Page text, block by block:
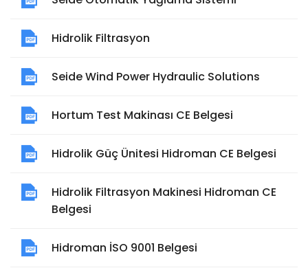
Hidrolik Filtrasyon
Seide Wind Power Hydraulic Solutions
Hortum Test Makinası CE Belgesi
Hidrolik Güç Ünitesi Hidroman CE Belgesi
Hidrolik Filtrasyon Makinesi Hidroman CE
Belgesi
Hidroman İSO 9001 Belgesi